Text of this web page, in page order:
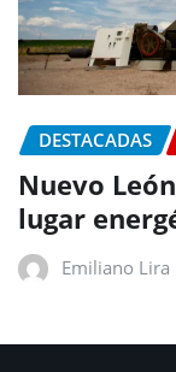
DESTACADAS
Nuevo
lugar
Emiliano Lira